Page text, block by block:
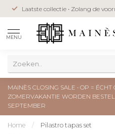
Laatste collectie • Zolang de
MENU
MAINÈS CLOSING SALE • OP =
ZOMERVAKANTIE WORDEN
SEPTEMBER
Home / Pilastro tapas set